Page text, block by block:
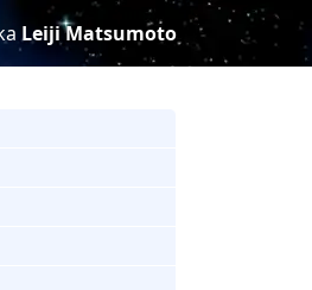
Leiji Matsumoto